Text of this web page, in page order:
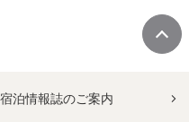
宿泊情報誌のご案内